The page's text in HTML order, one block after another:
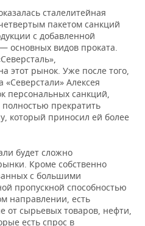
сталелитейная
пакетом санкций
с добавленной
основных видов проката.
этот рынок. Уже после того,
«Северстали» Алексея
персональных санкций,
прекратить
который приносил ей более
будет сложно
Кроме собственно
с большими
пропускной способностью
направлении, есть
от сырьевых товаров, нефти,
есть спрос в